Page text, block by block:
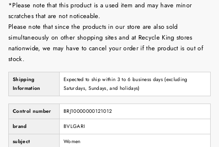
*Please note that this product is a used item and may have minor
scratches that are not noticeable.
Please note that since the products in our store are also sold
simultaneously on other shopping sites and at Recycle King stores
nationwide, we may have to cancel your order if the product is out of
stock.
Shipping
Information
Expected to ship within 3 to 6 business days (excluding
Saturdays, Sundays, and holidays)
Control number BRJ10000000121012
brand BVLGARI
subject Women